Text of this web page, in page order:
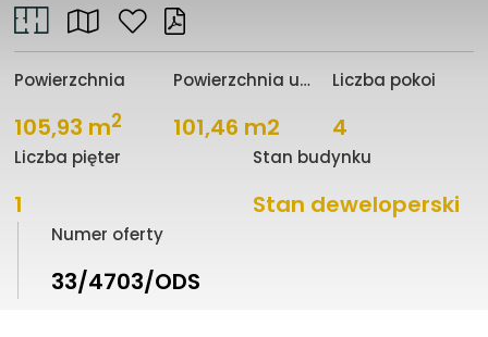
Powierzchnia
105,93 m2
Powierzchnia użytkowa
101,46 m2
Liczba pokoi
4
Liczba pięter
1
Stan budynku
Stan deweloperski
Numer oferty
33/4703/ODS